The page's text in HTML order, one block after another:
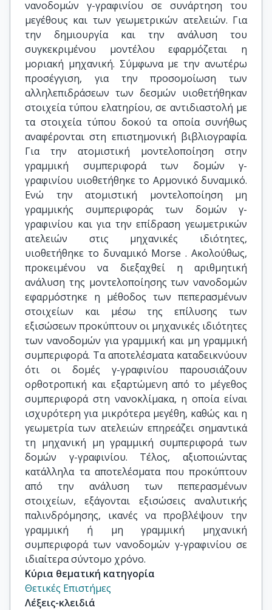
νανοδομών γ-γραφινίου σε συνάρτηση του
μεγέθους και των γεωμετρικών ατελειών. Για
την δημιουργία και την ανάλυση του
συγκεκριμένου μοντέλου εφαρμόζεται η
μοριακή μηχανική. Σύμφωνα με την ανωτέρω
προσέγγιση, για την προσομοίωση των
αλληλεπιδράσεων των δεσμών υιοθετήθηκαν
στοιχεία τύπου ελατηρίου, σε αντιδιαστολή με
τα στοιχεία τύπου δοκού τα οποία συνήθως
αναφέρονται στη επιστημονική βιβλιογραφία.
Για την ατομιστική μοντελοποίηση στην
γραμμική συμπεριφορά των δομών γ-
γραφινίου υιοθετήθηκε το Αρμονικό δυναμικό.
Ενώ την ατομιστική μοντελοποίηση μη
γραμμικής συμπεριφοράς των δομών γ-
γραφινίου και για την επίδραση γεωμετρικών
ατελειών στις μηχανικές ιδιότητες,
υιοθετήθηκε το δυναμικό Morse . Ακολούθως,
προκειμένου να διεξαχθεί η αριθμητική
ανάλυση της μοντελοποίησης των νανοδομών
εφαρμόστηκε η μέθοδος των πεπερασμένων
στοιχείων και μέσω της επίλυσης των
εξισώσεων προκύπτουν οι μηχανικές ιδιότητες
των νανοδομών για γραμμική και μη γραμμική
συμπεριφορά. Τα αποτελέσματα καταδεικνύουν
ότι οι δομές γ-γραφινίου παρουσιάζουν
ορθοτροπική και εξαρτώμενη από το μέγεθος
συμπεριφορά στη νανοκλίμακα, η οποία είναι
ισχυρότερη για μικρότερα μεγέθη, καθώς και η
γεωμετρία των ατελειών επηρεάζει σημαντικά
τη μηχανική μη γραμμική συμπεριφορά των
δομών γ-γραφινίου. Τέλος, αξιοποιώντας
κατάλληλα τα αποτελέσματα που προκύπτουν
από την ανάλυση των πεπερασμένων
στοιχείων, εξάγονται εξισώσεις αναλυτικής
παλινδρόμησης, ικανές να προβλέψουν την
γραμμική ή μη γραμμική μηχανική
συμπεριφορά των νανοδομών γ-γραφινίου σε
ιδιαίτερα σύντομο χρόνο.
Κύρια θεματική κατηγορία
Θετικές Επιστήμες
Λέξεις-κλειδιά